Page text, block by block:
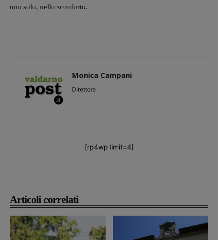
Articoli correlati
non solo, nello sconforto.
Monica Campani
Direttore
[rp4wp limit=4]